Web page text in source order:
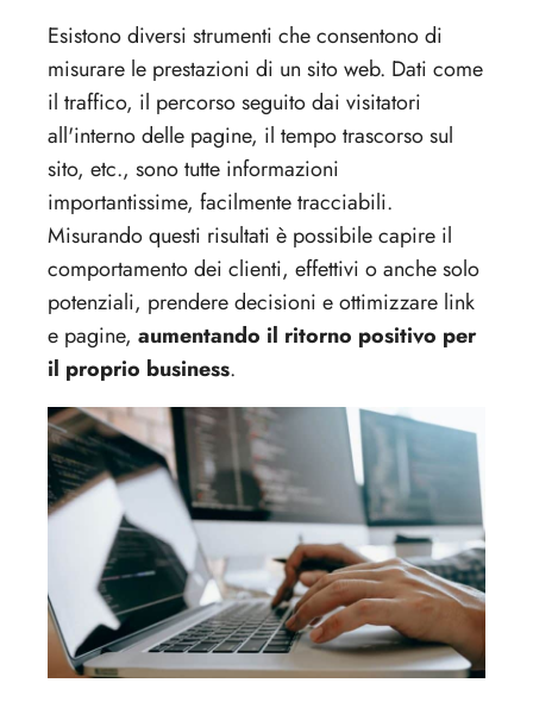
Esistono diversi strumenti che consentono di
misurare le prestazioni di un sito web. Dati come
il traffico, il percorso seguito dai visitatori
all'interno delle pagine, il tempo trascorso sul
sito, etc., sono tutte informazioni
importantissime, facilmente tracciabili.
Misurando questi risultati è possibile capire il
comportamento dei clienti, effettivi o anche solo
potenziali, prendere decisioni e ottimizzare link
e pagine, aumentando il ritorno positivo per
il proprio business.